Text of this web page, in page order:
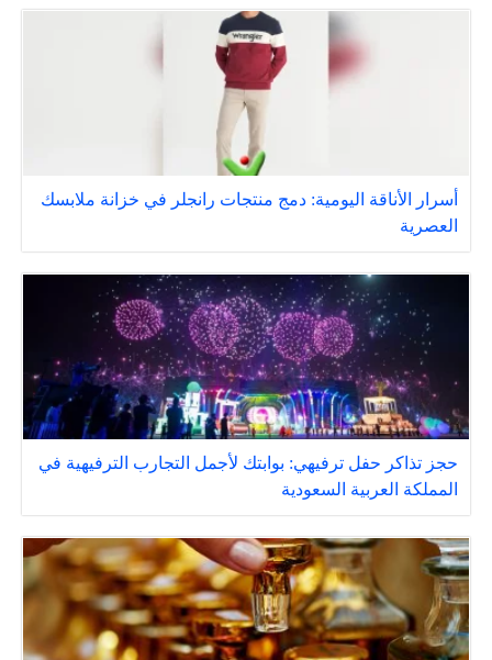
أسرار الأناقة اليومية: دمج منتجات رانجلر في خزانة ملابسك
العصرية
حجز تذاكر حفل ترفيهي: بوابتك لأجمل التجارب الترفيهية في
المملكة العربية السعودية